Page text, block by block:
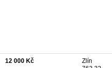
12 000 Kč
Zlín